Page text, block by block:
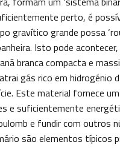
perto, é
gravítico grande possa
Isto pode
branca compacta e
gás rico em hidrogénio
Este material fornece
e suficientemente
e fundir com outros
são elementos típicos